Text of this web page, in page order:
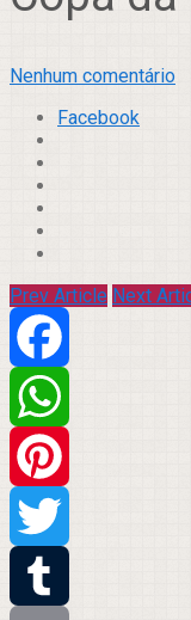
Nenhum comentário
Facebook
Prev Article Next
Facebook
WhatsApp
Pinterest
Twitter